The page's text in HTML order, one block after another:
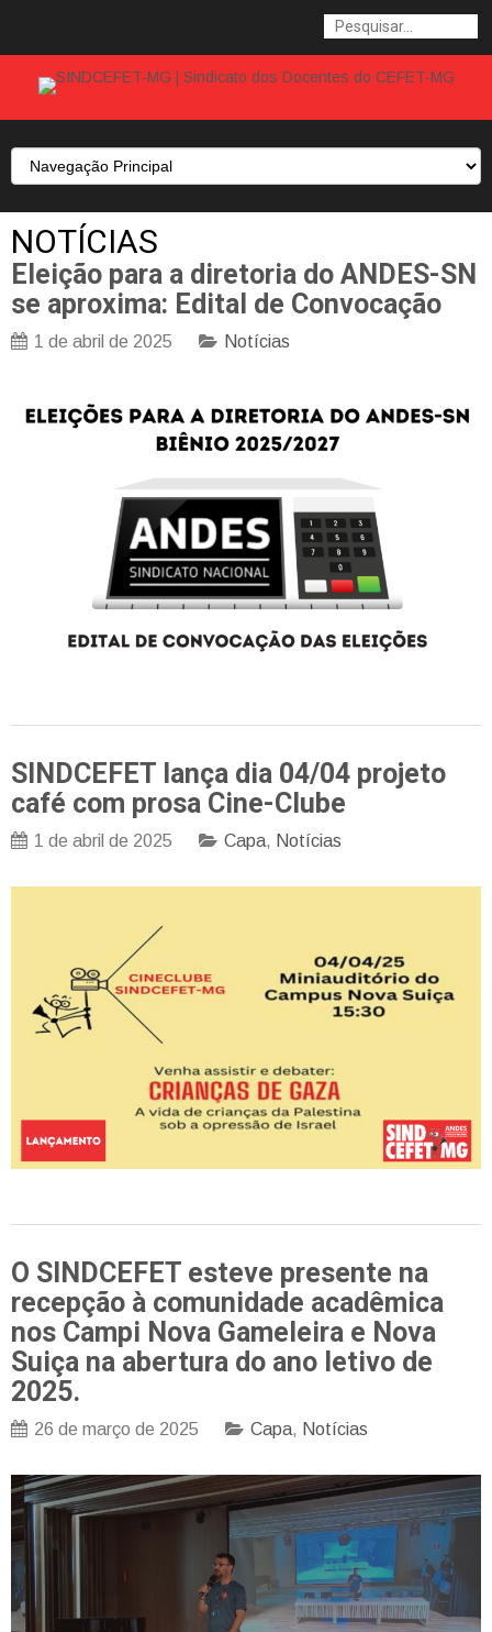
NOTÍCIAS
Eleição para a diretoria do ANDES-SN
se aproxima: Edital de Convocação
1 de abril de 2025 Notícias
SINDCEFET lança dia 04/04 projeto
café com prosa Cine-Clube
1 de abril de 2025 Capa, Notícias
O SINDCEFET esteve presente na
recepção à comunidade acadêmica
nos Campi Nova Gameleira e Nova
Suiça na abertura do ano letivo de
2025.
26 de março de 2025 Capa, Notícias